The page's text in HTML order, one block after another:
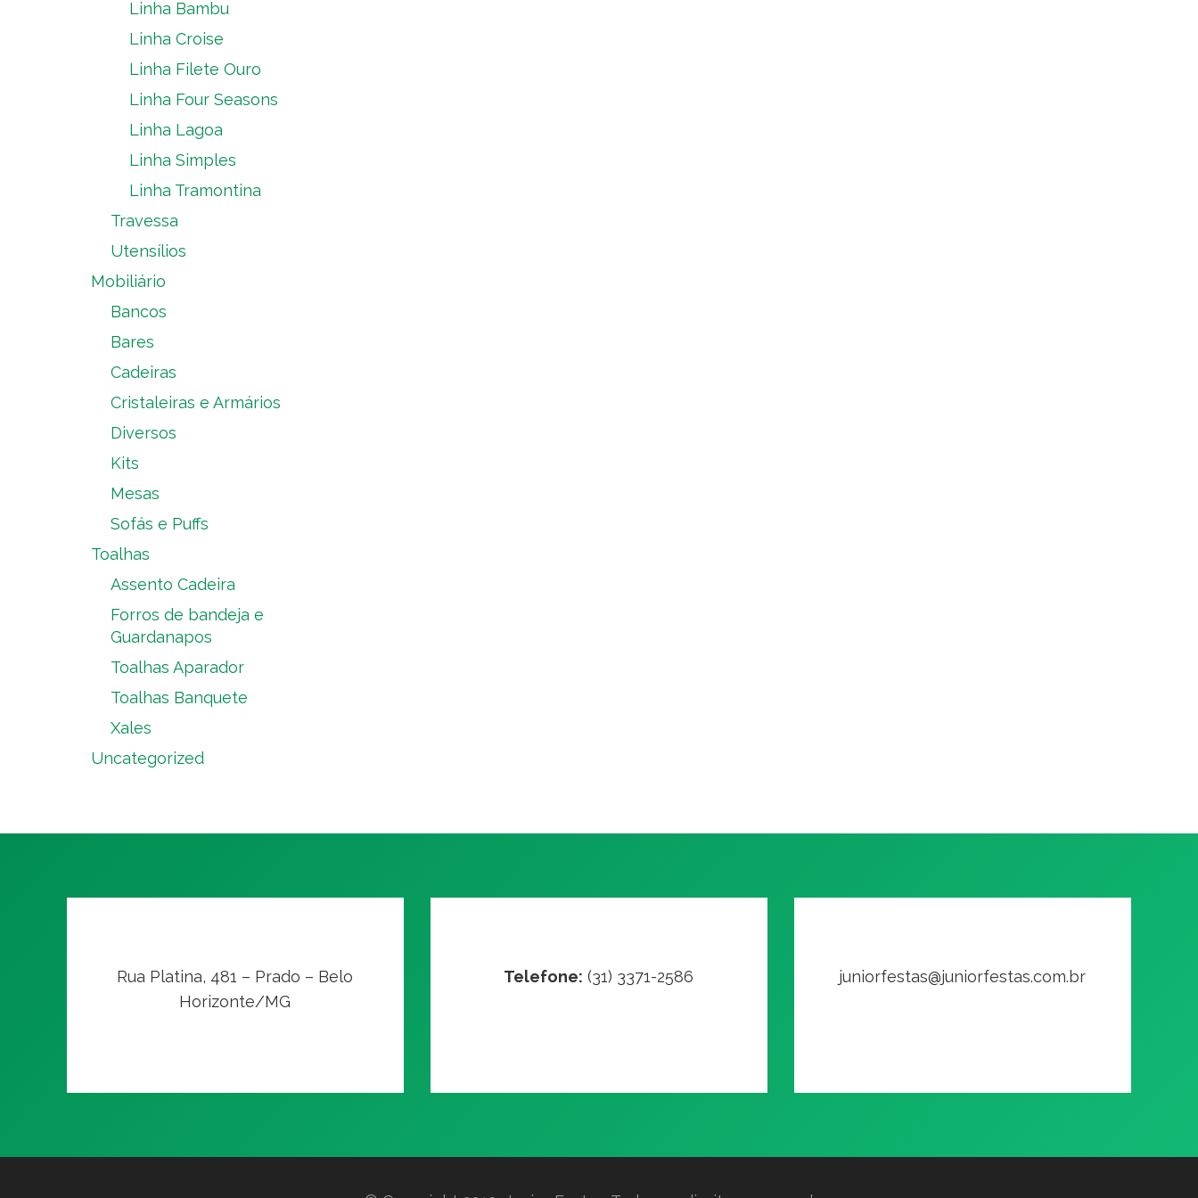
Linha Bambu
Linha Croise
Linha Filete Ouro
Linha Four Seasons
Linha Lagoa
Linha Simples
Linha Tramontina
Travessa
Utensílios
Mobiliário
Bancos
Bares
Cadeiras
Cristaleiras e Armários
Diversos
Kits
Mesas
Sofás e Puffs
Toalhas
Assento Cadeira
Forros de bandeja e
Guardanapos
Toalhas Aparador
Toalhas Banquete
Xales
Uncategorized
Rua Platina, 481 – Prado – Belo
Horizonte/MG
Telefone: (31) 3371-2586 juniorfestas@juniorfestas.com.br